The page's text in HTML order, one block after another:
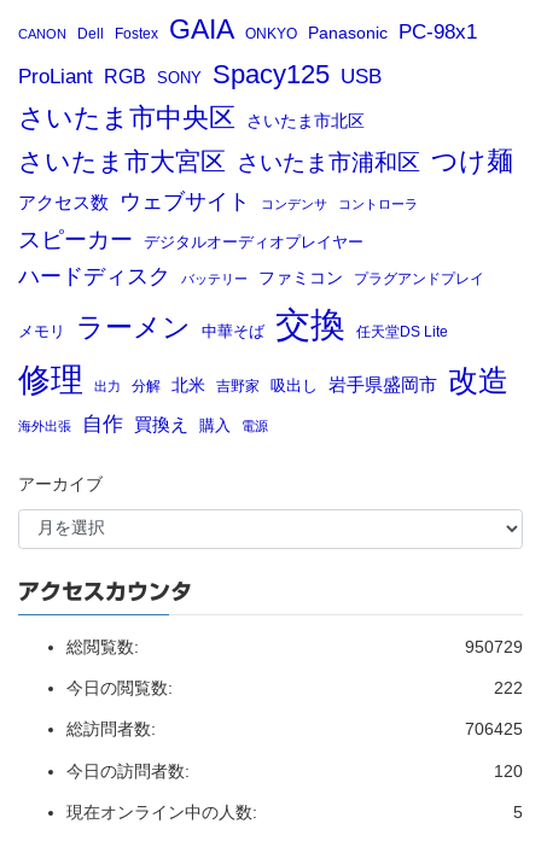
CANON Dell Fostex GAIA ONKYO Panasonic PC-98x1
ProLiant RGB SONY Spacy125 USB
さいたま市中央区 さいたま市北区
さいたま市大宮区 さいたま市浦和区 つけ麺
アクセス数 ウェブサイト コンデンサ コントローラ
スピーカー デジタルオーディオプレイヤー
ハードディスク バッテリー ファミコン プラグアンドプレイ
メモリ ラーメン 中華そば 交換 任天堂DS Lite
修理 出力 分解 北米 吉野家 吸出し 岩手県盛岡市 改造
海外出張 自作 買換え 購入 電源
アーカイブ
アクセスカウンタ
950729
総閲覧数:
222
今日の閲覧数:
706425
総訪問者数:
120
今日の訪問者数:
5
現在オンライン中の人数: